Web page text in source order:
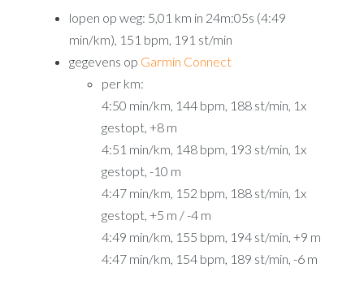
lopen op weg: 5,01 km in 24m:05s (4:49
min/km), 151 bpm, 191 st/min
gegevens op Garmin Connect
per km:
4:50 min/km, 144 bpm, 188 st/min, 1x
gestopt, +8 m
4:51 min/km, 148 bpm, 193 st/min, 1x
gestopt, -10 m
4:47 min/km, 152 bpm, 188 st/min, 1x
gestopt, +5 m / -4 m
4:49 min/km, 155 bpm, 194 st/min, +9 m
4:47 min/km, 154 bpm, 189 st/min, -6 m